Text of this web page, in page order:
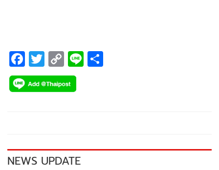
F
ac
e
k
T
wi
tt
C
o
p
k
Li
NEWS UPDATE